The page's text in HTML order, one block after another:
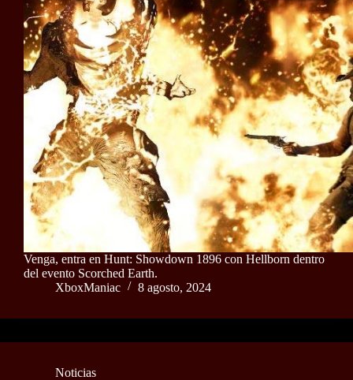
Venga, entra en Hunt: Showdown 1896 con Hellborn dentro
del evento Scorched Earth.
XboxManiac
8 agosto, 2024
Noticias